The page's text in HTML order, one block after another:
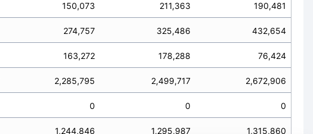
150,073 211,363 190,481
274,757 325,486 432,654
163,272 178,288 76,424
2,285,795 2,499,717 2,672,906
0 0 0
1,244,846 1,295,987 1,315,860